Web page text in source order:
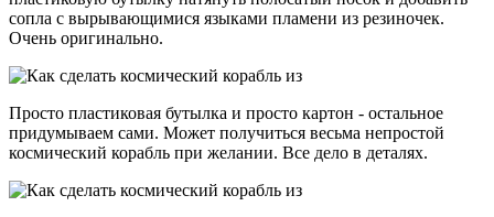
сопла с вырывающимися языками пламени из резиночек.
Очень оригинально.
Просто пластиковая бутылка и просто картон - остальное
придумываем сами. Может получиться весьма непростой
космический корабль при желании. Все дело в деталях.